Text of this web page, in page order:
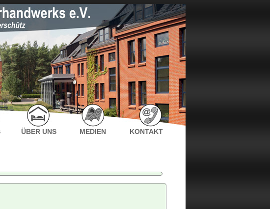
ÜBER UNS MEDIEN KONTAKT